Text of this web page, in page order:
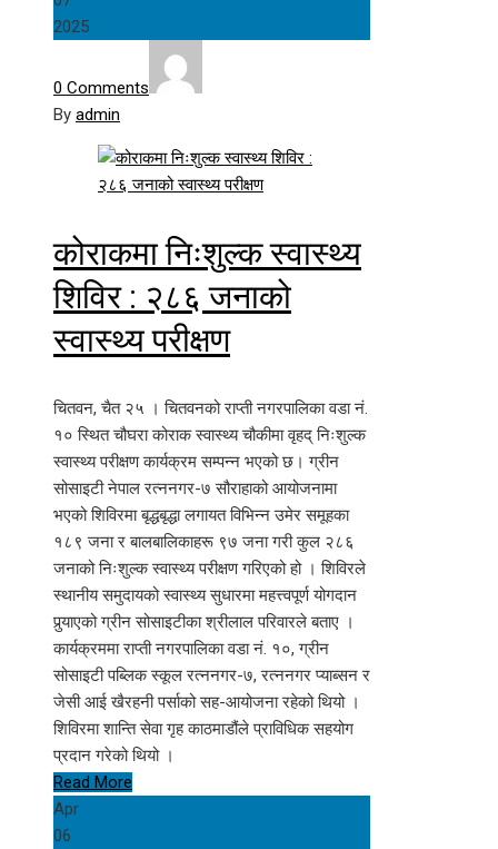
2025
0 Comments
By admin
कोराकमा निःशुल्क स्वास्थ्य
शिविर : २८६ जनाको
स्वास्थ्य परीक्षण
चितवन, चैत २५ । चितवनको राप्ती नगरपालिका वडा नं.
१० स्थित चौघरा कोराक स्वास्थ्य चौकीमा वृहद् निःशुल्क
स्वास्थ्य परीक्षण कार्यक्रम सम्पन्न भएको छ। ग्रीन
सोसाइटी नेपाल रत्ननगर-७ सौराहाको आयोजनामा
भएको शिविरमा बृद्धबृद्धा लगायत विभिन्न उमेर समूहका
१८९ जना र बालबालिकाहरू ९७ जना गरी कुल २८६
जनाको निःशुल्क स्वास्थ्य परीक्षण गरिएको हो । शिविरले
स्थानीय समुदायको स्वास्थ्य सुधारमा महत्त्वपूर्ण योगदान
पुर्‍याएको ग्रीन सोसाइटीका श्रीलाल परिवारले बताए ।
कार्यक्रममा राप्ती नगरपालिका वडा नं. १०, ग्रीन
सोसाइटी पब्लिक स्कूल रत्ननगर-७, रत्ननगर प्याब्सन र
जेसी आई खैरहनी पर्साको सह-आयोजना रहेको थियो ।
शिविरमा शान्ति सेवा गृह काठमाडौंले प्राविधिक सहयोग
प्रदान गरेको थियो ।
Read More
Apr
06